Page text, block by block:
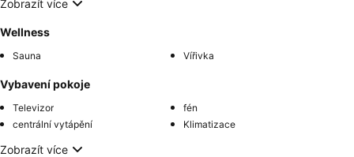
Zobrazít více
Wellness
Sauna Vířivka
Vybavení pokoje
Televizor
fén
centrální vytápění
Klimatizace
Zobrazít více